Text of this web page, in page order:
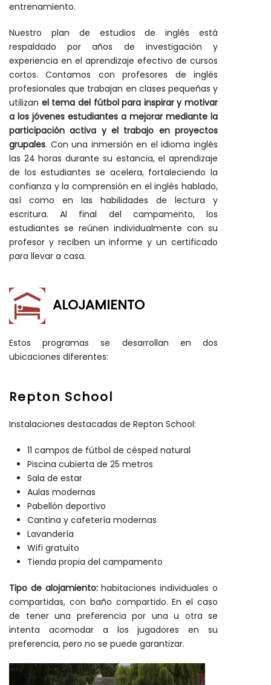
entrenamiento.
Nuestro plan de estudios de inglés está
respaldado por años de investigación y
experiencia en el aprendizaje efectivo de cursos
cortos. Contamos con profesores de inglés
profesionales que trabajan en clases pequeñas y
utilizan el tema del fútbol para inspirar y motivar
a los jóvenes estudiantes a mejorar mediante la
participación activa y el trabajo en proyectos
grupales. Con una inmersión en el idioma inglés
las 24 horas durante su estancia, el aprendizaje
de los estudiantes se acelera, fortaleciendo la
confianza y la comprensión en el inglés hablado,
así como en las habilidades de lectura y
escritura. Al final del campamento, los
estudiantes se reúnen individualmente con su
profesor y reciben un informe y un certificado
para llevar a casa.
ALOJAMIENTO
Estos programas se desarrollan en dos
ubicaciones diferentes:
Repton School
Instalaciones destacadas de Repton School:
11 campos de fútbol de césped natural
Piscina cubierta de 25 metros
Sala de estar
Aulas modernas
Pabellón deportivo
Cantina y cafetería modernas
Lavandería
Wifi gratuito
Tienda propia del campamento
Tipo de alojamiento:habitaciones individuales o
compartidas, con baño compartido. En el caso
de tener una preferencia por una u otra se
intenta acomodar a los jugadores en su
preferencia, pero no se puede garantizar.